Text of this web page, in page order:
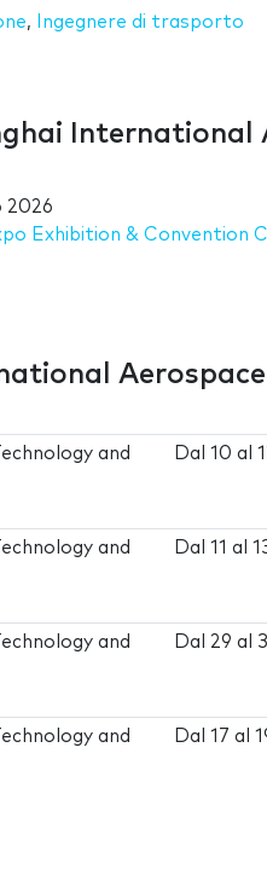
,
Ingegnere di trasporto
International
2026
Exhibition & Convention
and
Dal10 al
and
Dal11 al
and
Dal 29 al
and
Dal17 al